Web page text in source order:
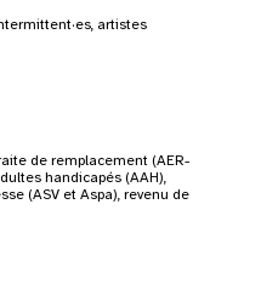
artistes
de remplacement (AER-
handicapés (AAH),
(ASV et Aspa), revenu de